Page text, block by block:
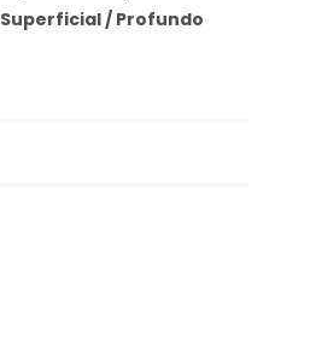
Superficial / Profundo